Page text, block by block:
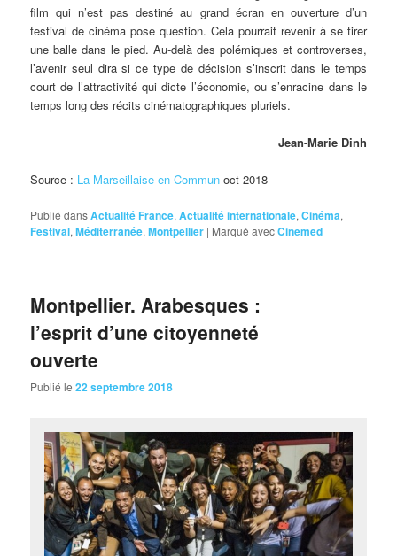
film qui n’est pas destiné au grand écran en ouverture d’un
festival de cinéma pose question. Cela pourrait revenir à se tirer
une balle dans le pied. Au-delà des polémiques et controverses,
l’avenir seul dira si ce type de décision s’inscrit dans le temps
court de l’attractivité qui dicte l’économie, ou s’enracine dans le
temps long des récits cinématographiques pluriels.
Jean-Marie Dinh
Source : La Marseillaise en Commun oct 2018
Publié dansActualité France,Actualité internationale,Cinéma,
Festival,Méditerranée,Montpellier | Marqué avecCinemed
Montpellier. Arabesques :
l’esprit d’une citoyenneté
ouverte
Publié le22 septembre 2018